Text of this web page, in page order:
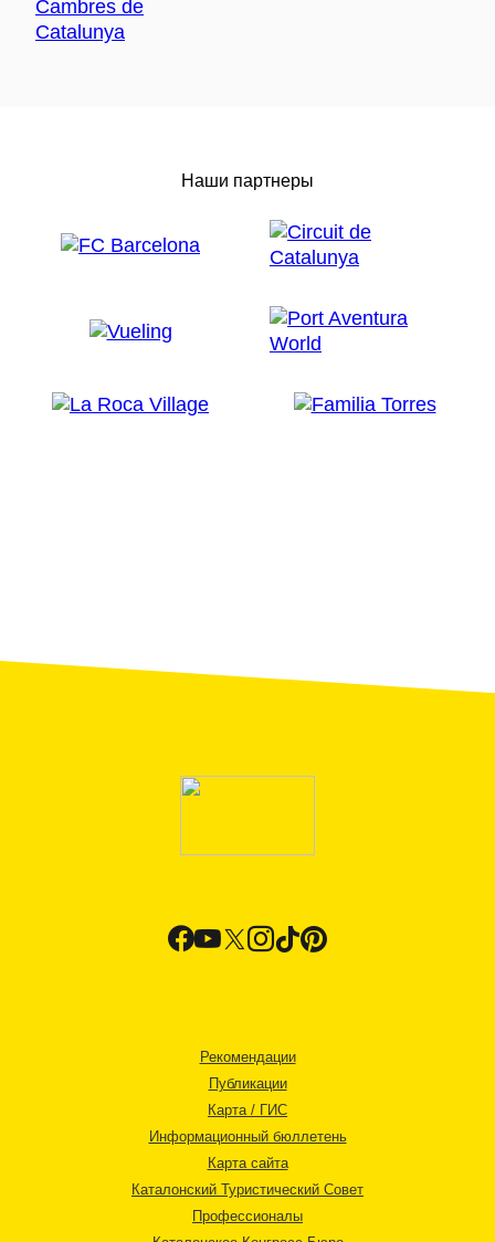
Наши партнеры
Рекомендации
Публикации
Карта / ГИС
Информационный бюллетень
Карта сайта
Каталонский Туристический Совет
Профессионалы